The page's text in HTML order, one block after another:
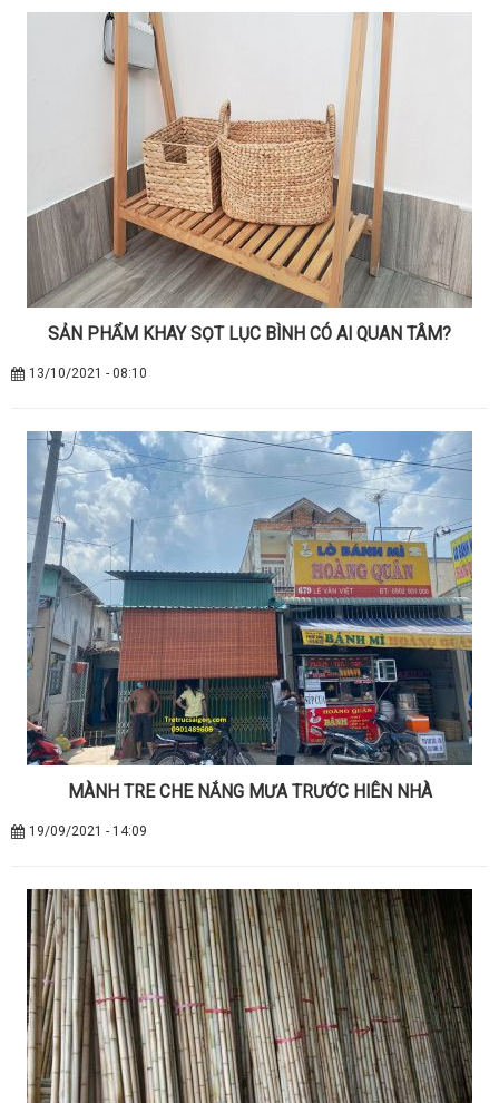
SẢN PHẨM KHAY SỌT LỤC BÌNH CÓ AI QUAN TÂM?
13/10/2021 - 08:10
MÀNH TRE CHE NẮNG MƯA TRƯỚC HIÊN NHÀ
19/09/2021 - 14:09